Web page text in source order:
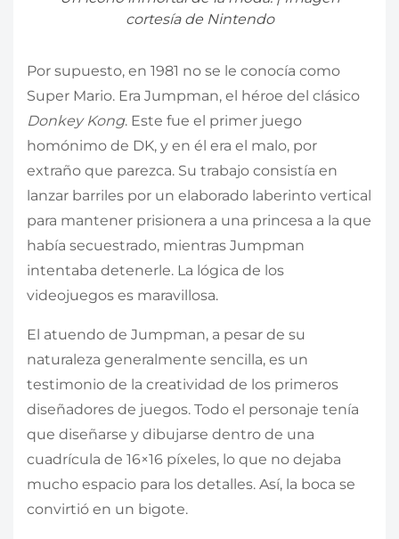
cortesía de Nintendo
Por supuesto, en 1981 no se le conocía como
Super Mario. Era Jumpman, el héroe del clásico
Donkey Kong. Este fue el primer juego
homónimo de DK, y en él era el malo, por
extraño que parezca. Su trabajo consistía en
lanzar barriles por un elaborado laberinto vertical
para mantener prisionera a una princesa a la que
había secuestrado, mientras Jumpman
intentaba detenerle. La lógica de los
videojuegos es maravillosa.
El atuendo de Jumpman, a pesar de su
naturaleza generalmente sencilla, es un
testimonio de la creatividad de los primeros
diseñadores de juegos. Todo el personaje tenía
que diseñarse y dibujarse dentro de una
cuadrícula de 16×16 píxeles, lo que no dejaba
mucho espacio para los detalles. Así, la boca se
convirtió en un bigote.